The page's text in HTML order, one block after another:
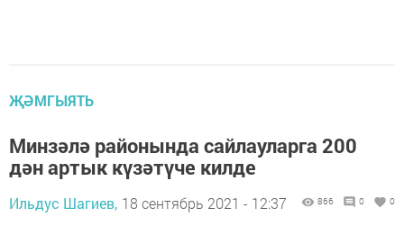
ҖӘМГЫЯТЬ
Минзәлә районында сайлауларга 200
дән артык күзәтүче килде
Ильдус Шагиев, 18 сентябрь 2021 - 12:37 866 0 0